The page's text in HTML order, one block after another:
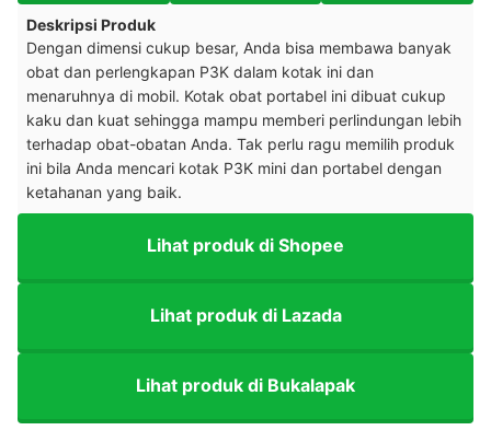
Deskripsi Produk
Dengan dimensi cukup besar, Anda bisa membawa banyak
obat dan perlengkapan P3K dalam kotak ini dan
menaruhnya di mobil. Kotak obat portabel ini dibuat cukup
kaku dan kuat sehingga mampu memberi perlindungan lebih
terhadap obat-obatan Anda. Tak perlu ragu memilih produk
ini bila Anda mencari kotak P3K mini dan portabel dengan
ketahanan yang baik.
Lihat produk di Shopee
Lihat produk di Lazada
Lihat produk di Bukalapak